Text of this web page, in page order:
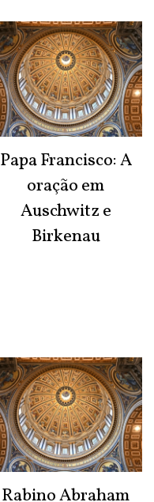
Papa Francisco: A
oração em
Auschwitz e
Birkenau
Rabino Abraham